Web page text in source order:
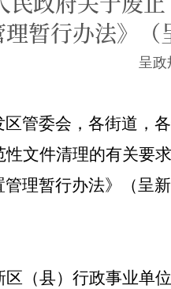
暂行办法》（
呈政
管委会，各街道，各
性文件清理的有关要
理暂行办法》（呈
区（县）行政事业单